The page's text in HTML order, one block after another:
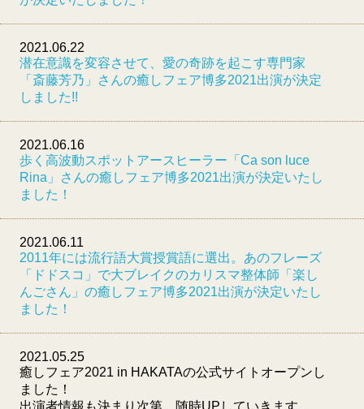
2021.06.22
潜在意識を変容させて、愛の奇跡を起こす専門家
「斎藤芳乃」さんの癒しフェア博多2021出演が決定
しました!!
2021.06.16
歩く高波動スポットアースヒーラー「Ca son luce
Rina」さんの癒しフェア博多2021出演が決定いたし
ました！
2021.06.11
2011年には流行語大賞授賞語に選出。あのフレーズ
「ドドスコ」で大ブレイクのカリスマ整体師「楽し
んごさん」の癒しフェア博多2021出演が決定いたし
ました！
2021.05.25
癒しフェア2021 in HAKATAの公式サイトオープンし
ました！
出演者情報も決まり次第、随時UPしていきます。